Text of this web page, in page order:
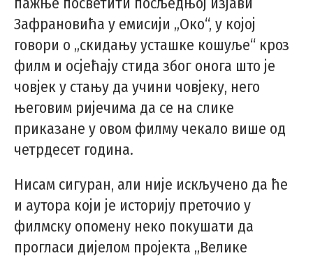
Зафрановића у емисији „Око“, у којој
говори о „скидању усташке кошуље“ кроз
филм и осјећају стида због онога што је
човјек у стању да учини човјеку, него
његовим ријечима да се на слике
приказане у овом филму чекало више од
четрдесет година.
Нисам сигуран, али није искључено да ће
и аутора који је историју преточио у
филмску опомену неко покушати да
прогласи дијелом пројекта „Велике